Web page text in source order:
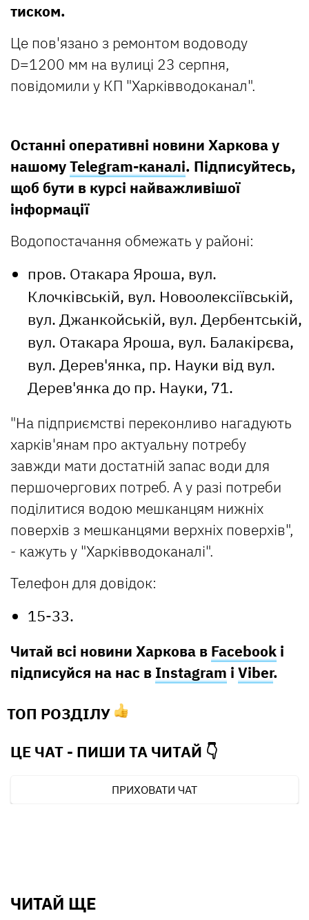
тиском.
Це пов'язано з ремонтом водоводу
D=1200 мм на вулиці 23 серпня,
повідомили у КП "Харківводоканал".
Останні оперативні новини Харкова у
нашомуTelegram-каналі. Підписуйтесь,
щоб бути в курсі найважливішої
інформації
Водопостачання обмежать у районі:
пров. Отакара Яроша, вул.
Клочківській, вул. Новоолексіївській,
вул. Джанкойській, вул. Дербентській,
вул. Отакара Яроша, вул. Балакірєва,
вул. Дерев'янка, пр. Науки від вул.
Дерев'янка до пр. Науки, 71.
"На підприємстві переконливо нагадують
харків'янам про актуальну потребу
завжди мати достатній запас води для
першочергових потреб. А у разі потреби
поділитися водою мешканцям нижніх
поверхів з мешканцями верхніх поверхів",
- кажуть у "Харківводоканалі".
Телефон для довідок:
15-33.
Читай всі новини Харкова в Facebook і
підписуйся на нас в Instagram і Viber.
ТОП РОЗДІЛУ
ЦЕ ЧАТ - ПИШИ ТА ЧИТАЙ 👇
ПРИХОВАТИ ЧАТ
ЧИТАЙ ЩЕ